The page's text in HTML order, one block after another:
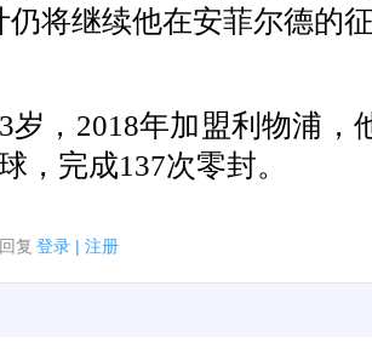
仍将继续他在安菲尔德的
岁，2018年加盟利物浦，
，完成137次零封。
复 登录 | 注册